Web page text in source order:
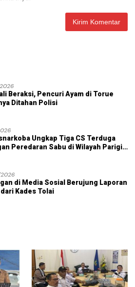
Beraksi, Pencuri Ayam di Torue
Ditahan Polisi
Ungkap Tiga CS Terduga
Peredaran Sabu di Wilayah Parigi
di Media Sosial Berujung Laporan
Kades Tolai